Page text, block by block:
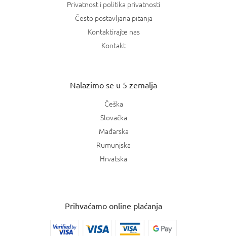
Privatnost i politika privatnosti
Često postavljana pitanja
Kontaktirajte nas
Kontakt
Nalazimo se u 5 zemalja
Češka
Slovačka
Mađarska
Rumunjska
Hrvatska
Prihvaćamo online plaćanja